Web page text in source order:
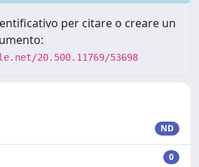
per citare o creare un
20.500.11769/53698
ND
0